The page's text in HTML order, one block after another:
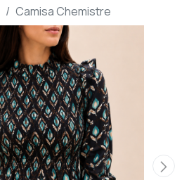
Camisa Chemistre